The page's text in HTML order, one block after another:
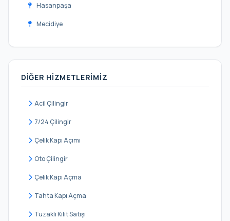
Hasanpaşa
Mecidiye
Mimar Sinan
Necip Fazıl
DIĞER HIZMETLERIMIZ
Acil Çilingir
7/24 Çilingir
Çelik Kapı Açımı
Oto Çilingir
Çelik Kapı Açma
Tahta Kapı Açma
Tuzaklı Kilit Satışı